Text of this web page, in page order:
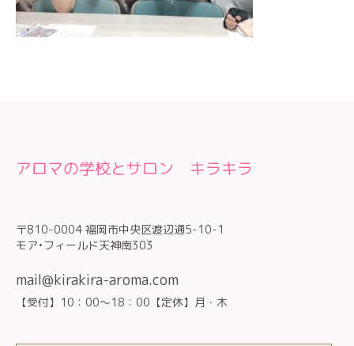
アロマの学校とサロン キラキラ
〒810-0004 福岡市中央区渡辺通5-10-1
モア•フィールド天神南303
mail@kirakira-aroma.com
【受付】10：00～18：00【定休】月・木